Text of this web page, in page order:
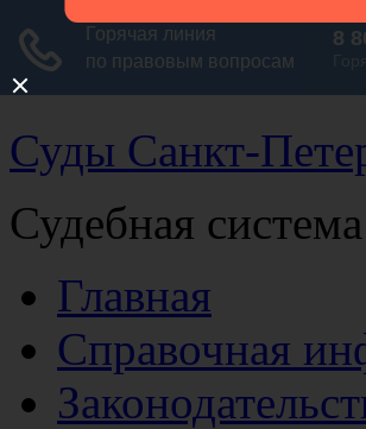
Суды Санкт-
Судебная
Главная
Справочная